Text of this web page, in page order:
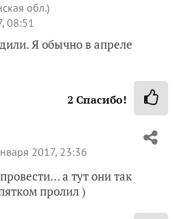
обл.)
08:51
Я обычно в апреле
2 Спасибо!
2017, 23:36
а тут они так
пролил )